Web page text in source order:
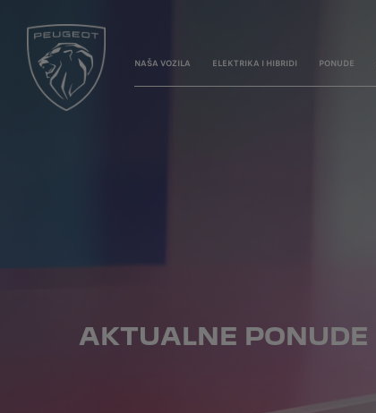
NAŠA VOZILA ELEKTRIKA I HIBRIDI PONUDE
AKTUALNE PONUDE